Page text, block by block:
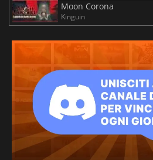
Moon Corona
Kinguin